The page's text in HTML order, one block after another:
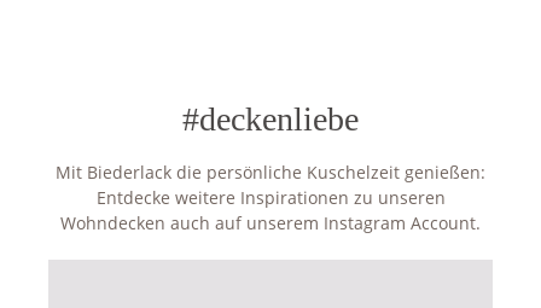
#deckenliebe
Mit Biederlack die persönliche Kuschelzeit genießen:
Entdecke weitere Inspirationen zu unseren
Wohndecken auch auf unserem Instagram Account.